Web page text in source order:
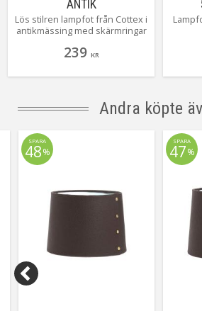
ANTIK
Lös stilren lampfot från Cottex i
antikmässing med skärmringar
strålande basfot som lätt
rum. Kombinera fritt med
som finns att välja på.
239 KR
Andra köpte
SPARA
48%
SPARA
47%